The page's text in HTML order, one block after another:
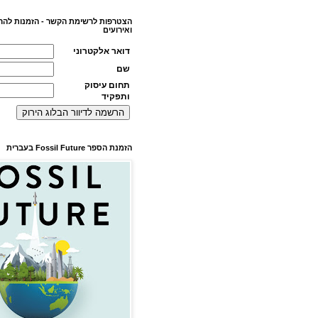
הצטרפות לרשימת הקשר - הזמנות
ואירועים
דואר אלקטרוני
שם
תחום עיסוק
ותפקיד
הזמנת הספר Fossil Future בעברית